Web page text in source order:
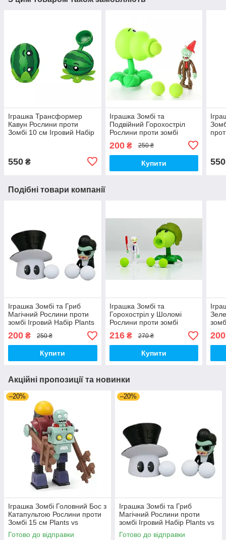
Іграшка Трансформер
Кавун Рослини проти
Зомбі 10 см Ігровий Набір
550 ₴
Іграшка Зомбі та
Подвійний Горохостріл
Рослини проти зомбі
Zombies (00173)
200₴ 250 ₴
Купити 550
Подібні товари компанії
Іграшка Зомбі та Гриб
Магічний Рослини проти
зомбі Ігровий Набір Plants
vs Zombies (00179)
200 ₴ 250 ₴
Купити
Іграшка Зомбі та
Горохостріл у Шоломі
Рослини проти зомбі
Ігровий Набір Plants vs
Zombies (00435)
216₴ 270 ₴
Купити
vs
200
Акційні пропозиції та новинки
–20%
Іграшка Зомбі Головний Бос з
Катапультою Рослини проти
Зомбі 15 см Plants vs
Zombies (00140)
Готово до відправки
–20%
Іграшка Зомбі та Гриб
Магічний Рослини проти
зомбі Ігровий Набір Plants vs
Zombies (00179)
Готово до відправки